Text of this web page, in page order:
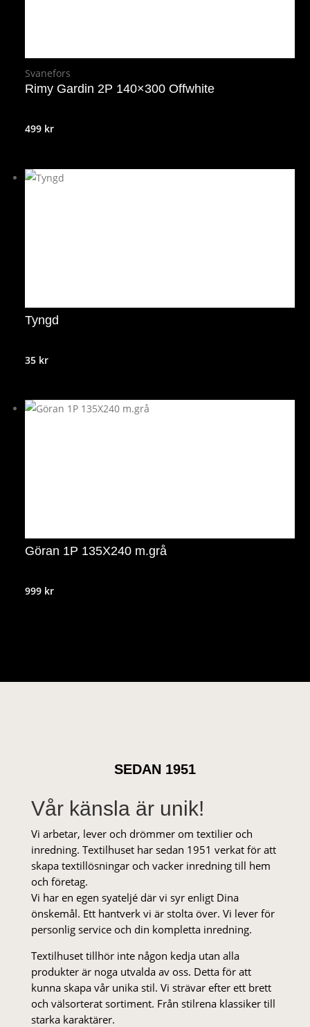
Svanefors
Rimy Gardin 2P 140×300 Offwhite
499 kr
Tyngd
35 kr
Göran 1P 135X240 m.grå
999 kr
SEDAN 1951
Vår känsla är unik!
Vi arbetar, lever och drömmer om textilier och
inredning. Textilhuset har sedan 1951 verkat för att
skapa textillösningar och vacker inredning till hem
och företag.
Vi har en egen syateljé där vi syr enligt Dina
önskemål. Ett hantverk vi är stolta över. Vi lever för
personlig service och din kompletta inredning.
Textilhuset tillhör inte någon kedja utan alla
produkter är noga utvalda av oss. Detta för att
kunna skapa vår unika stil. Vi strä­var efter ett brett
och välsorterat sor­ti­ment. Från stil­rena klas­siker till
starka karaktärer.